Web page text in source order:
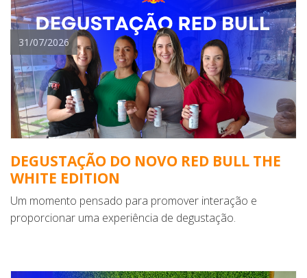
31/07/2026
DEGUSTAÇÃO DO NOVO RED BULL THE
WHITE EDITION
Um momento pensado para promover interação e
proporcionar uma experiência de degustação.